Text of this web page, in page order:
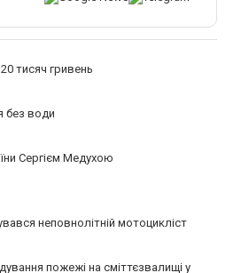
тисяч гривень
без води
Сергієм Медухою
неповнолітній мотоцикліст
пожежі на сміттєзвалищі у